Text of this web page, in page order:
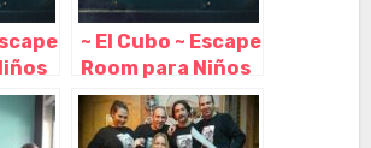
~ El Cubo ~ Escape
Room para Niños
o Adultos en
Barcelona,